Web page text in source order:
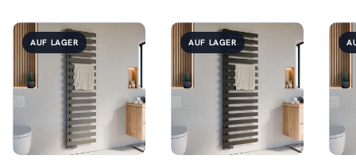
AUF LAGER AUF LAGER